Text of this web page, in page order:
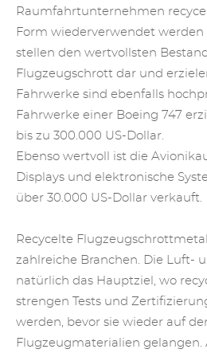
Raumfahrtunternehmen
Form wiederverwendet werden
stellen den wertvollsten
Flugzeugschrott dar und
Fahrwerke sind ebenfalls
Fahrwerke einer Boeing 747
bis zu 300.000 US-Dollar.
Ebenso wertvoll ist die
Displays und elektronische
über 30.000 US-Dollar verkauft.
Recycelte
zahlreiche Branchen. Die Luft-
natürlich das Hauptziel, wo
strengen Tests und
werden, bevor sie wieder auf
Flugzeugmaterialien gelangen.